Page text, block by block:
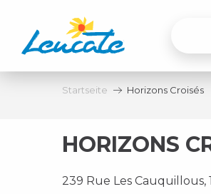
contenu
principal
Startseite Horizons Croisés
HORIZONS
239 Rue Les